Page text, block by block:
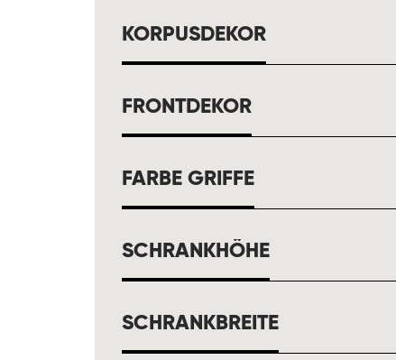
KORPUSDEKORAUSWÄHLEN
FRONTDEKORAUSWÄHLEN
FARBE GRIFFEAUSWÄHLEN
SCHRANKHÖHEAUSWÄHLEN
SCHRANKBREITEAUSWÄHLEN